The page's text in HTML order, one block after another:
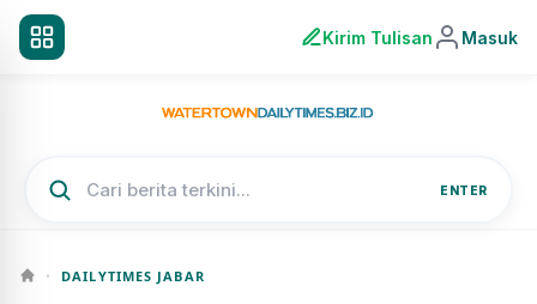
Kirim Tulisan Masuk
ENTER
• DAILYTIMES JABAR